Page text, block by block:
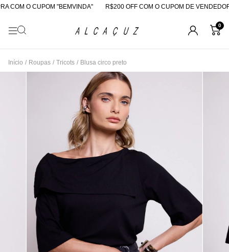
O CUPOM "BEMVINDA" R$200 OFF COM O CUPOM DE VENDEDORA
0
Início / Roupas / Tricots / Blusa circo preto